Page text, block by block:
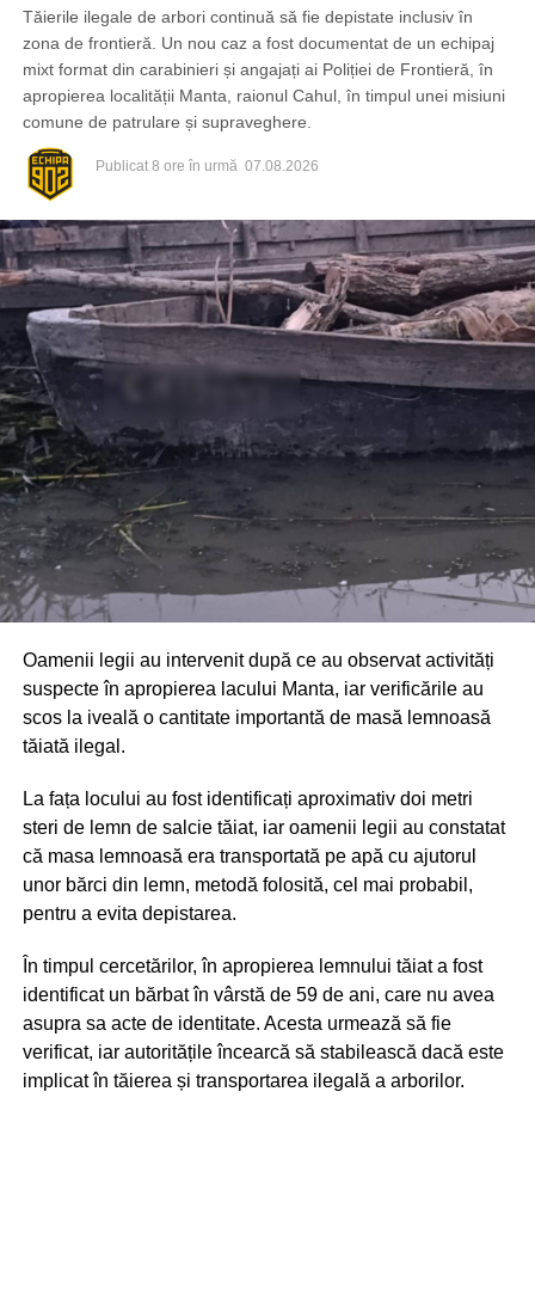
Din fericire, nimeni nu a avut de suferit, iar reprezentanții
comunității au mulțumit atât pompierilor din Drochia, cât și
localnicilor care au intervenit prompt și au contribuit la
limitarea pagubelor.
Tăierile ilegale de arbori continuă să fie depistate inclusiv în
zona de frontieră. Un nou caz a fost documentat de un echipaj
mixt format din carabinieri și angajați ai Poliției de Frontieră, în
apropierea localității Manta, raionul Cahul, în timpul unei misiuni
comune de patrulare și supraveghere.
Publicat 8 ore în urmă 07.08.2026
Oamenii legii au intervenit după ce au observat activități
suspecte în apropierea lacului Manta, iar verificările au
scos la iveală o cantitate importantă de masă lemnoasă
tăiată ilegal.
La fața locului au fost identificați aproximativ doi metri
steri de lemn de salcie tăiat, iar oamenii legii au constatat
că masa lemnoasă era transportată pe apă cu ajutorul
unor bărci din lemn, metodă folosită, cel mai probabil,
pentru a evita depistarea.
În timpul cercetărilor, în apropierea lemnului tăiat a fost
identificat un bărbat în vârstă de 59 de ani, care nu avea
asupra sa acte de identitate. Acesta urmează să fie
verificat, iar autoritățile încearcă să stabilească dacă este
implicat în tăierea și transportarea ilegală a arborilor.